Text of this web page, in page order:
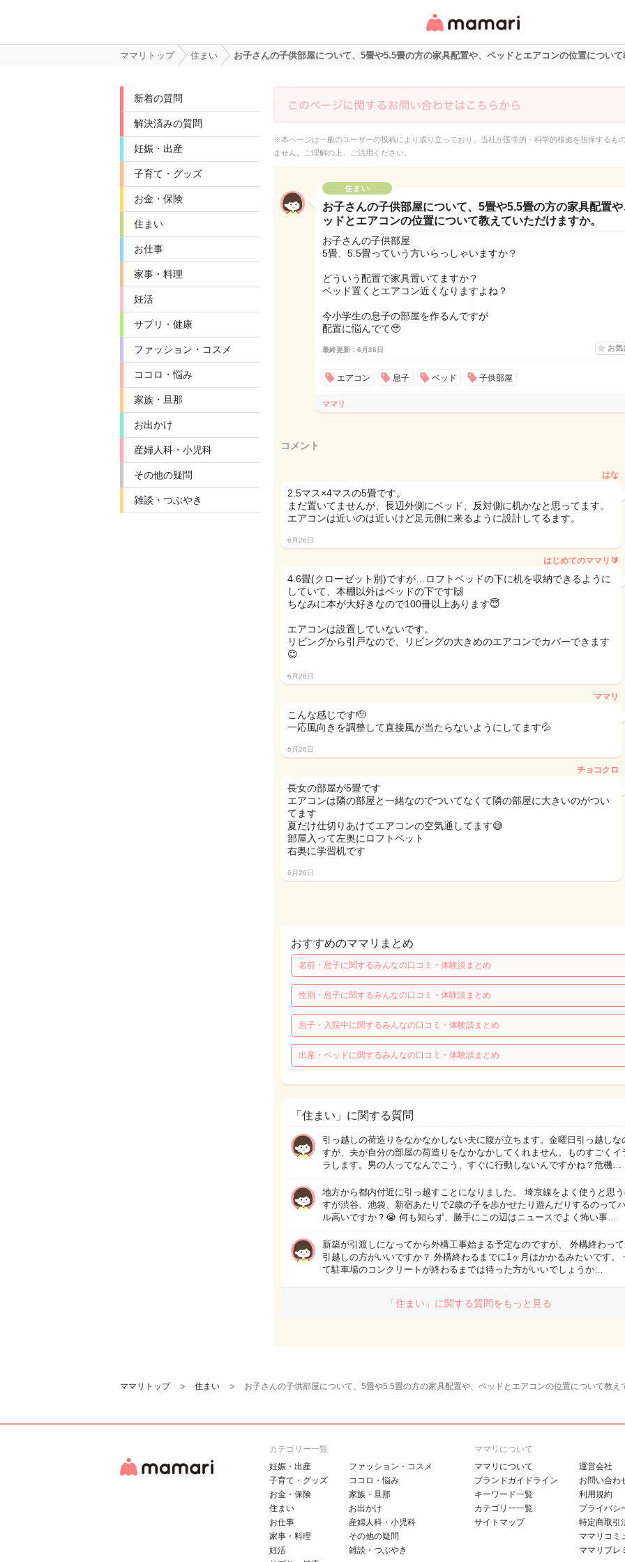
リ・情報サイト
ママリトップ 住まい お子さんの子供部屋について、5畳や5.5畳の方の家具配置や、ベッドとエアコンの位置について
新着の質問
解決済みの質問
妊娠・出産
子育て・グッズ
お金・保険
住まい
お仕事
家事・料理
妊活
サプリ・健康
ファッション・コスメ
ココロ・悩み
家族・旦那
お出かけ
産婦人科・小児科
その他の疑問
雑談・つぶやき
※本ページは一般のユーザーの投稿により成り立っており、当社が医学的・科学的根拠を担保するも
ません。ご理解の上、ご活用ください。
住まい
お子さんの子供部屋について、5畳や5.5畳の方の家具配置
ッドとエアコンの位置について教えていただけますか。
お子さんの子供部屋
5畳、5.5畳っていう方いらっしゃいますか？
どういう配置で家具置いてますか？
ベッド置くとエアコン近くなりますよね？
今小学生の息子の部屋を作るんですが
配置に悩んでて🥹
最終更新：6月26日 お気
エアコン 息子 ベッド 子供部屋
ママリ
コメント
はな
2.5マス×4マスの5畳です。
まだ置いてませんが、長辺外側にベッド、反対側に机かなと思ってます。
エアコンは近いのは近いけど足元側に来るように設計してるます。
6月26日
はじめてのママリ🔰
4.6畳(クローゼット別)ですが…ロフトベッドの下に机を収納できるように
していて、本棚以外はベッドの下です🙌
ちなみに本が大好きなので100冊以上あります😇
エアコンは設置していないです。
リビングから引戸なので、リビングの大きめのエアコンでカバーできます
😊
6月26日
ママリ
こんな感じです🫡
一応風向きを調整して直接風が当たらないようにしてます💦
6月26日
チョコクロ
長女の部屋が5畳です
エアコンは隣の部屋と一緒なのでついてなくて隣の部屋に大きいのがつい
てます
夏だけ仕切りあけてエアコンの空気通してます😅
部屋入って左奥にロフトベット
右奥に学習机です
6月26日
おすすめのママリまとめ
名前・息子に関するみんなの口コミ・体験談まとめ
性別・息子に関するみんなの口コミ・体験談まとめ
息子・入院中に関するみんなの口コミ・体験談まとめ
出産・ベッドに関するみんなの口コミ・体験談まとめ
「住まい」に関する質問
引っ越しの荷造りをなかなかしない夫に腹が立ちます。金曜日引っ越しな
すが、夫が自分の部屋の荷造りをなかなかしてくれません。ものすごくイ
ラします。男の人ってなんでこう、すぐに行動しないんですかね？危機…
地方から都内付近に引っ越すことになりました。 埼京線をよく使うと思
すが渋谷、池袋、新宿あたりで2歳の子を歩かせたり遊んだりするのって
ル高いですか？😭 何も知らず、勝手にこの辺はニュースでよく怖い事…
新築が引渡しになってから外構工事始まる予定なのですが、 外構終わって
引越しの方がいいですか？ 外構終わるまでに1ヶ月はかかるみたいです。
て駐車場のコンクリートが終わるまでは待った方がいいでしょうか…
「住まい」に関する質問をもっと見る
ママリトップ 住まい お子さんの子供部屋について、5畳や5.5畳の方の家具配置や、ベッドとエアコンの位置について教え
カテゴリー一覧
妊娠・出産
子育て・グッズ
お金・保険
住まい
お仕事
家事・料理
妊活
ファッション・コスメ
ココロ・悩み
家族・旦那
お出かけ
産婦人科・小児科
その他の疑問
雑談・つぶやき
ママリについて
ママリについて
ブランドガイドライン
キーワード一覧
カテゴリ一一覧
サイトマップ
運営会社
お問い合わ
利用規約
プライバシ
特定商取引
ママリコミ
ママリプレ